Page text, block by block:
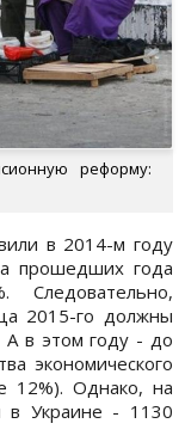
реформу:
в 2014-м году
прошедших года
Следовательно,
2015-го должны
А в этом году - до
экономического
12%). Однако, на
в Украине - 1130